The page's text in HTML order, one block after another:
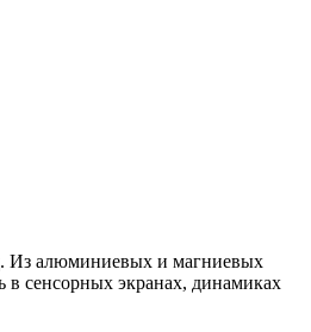
Из алюминиевых и магниевых
в сенсорных экранах, динамиках